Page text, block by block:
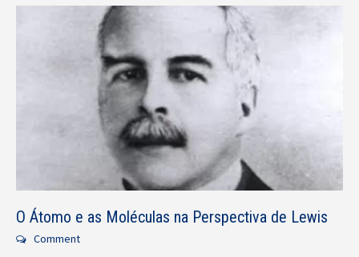
O Átomo e as Moléculas na Perspectiva de Lewis
Comment